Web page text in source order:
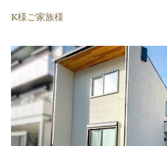
K様ご家族様